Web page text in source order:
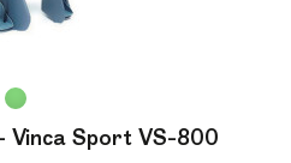
Vinca Sport VS-800